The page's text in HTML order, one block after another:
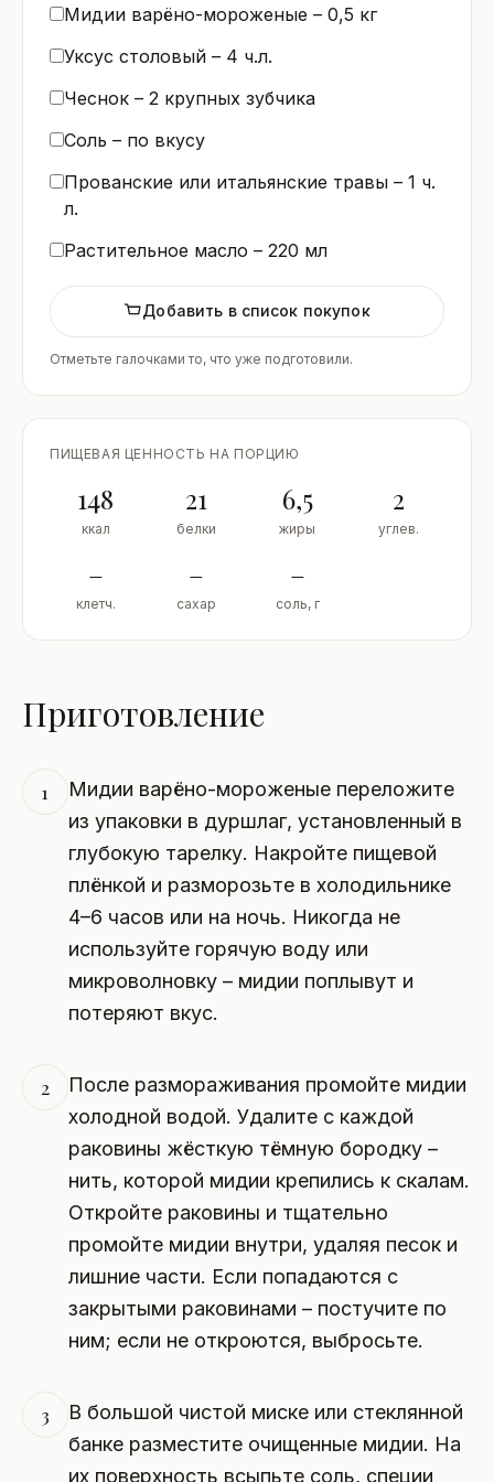
Мидии варёно-мороженые – 0,5 кг
Уксус столовый – 4 ч.л.
Чеснок – 2 крупных зубчика
Соль – по вкусу
Прованские или итальянские травы – 1 ч.
л.
Растительное масло – 220 мл
Добавить в список покупок
Отметьте галочками то, что уже подготовили.
ПИЩЕВАЯ ЦЕННОСТЬ НА ПОРЦИЮ
148
ккал
21
белки
6,5
жиры
2
углев.
–
клетч.
–
сахар
–
соль, г
Приготовление
1
Мидии варёно-мороженые переложите
из упаковки в дуршлаг, установленный в
глубокую тарелку. Накройте пищевой
плёнкой и разморозьте в холодильнике
4–6 часов или на ночь. Никогда не
используйте горячую воду или
микроволновку – мидии поплывут и
потеряют вкус.
2
После размораживания промойте мидии
холодной водой. Удалите с каждой
раковины жёсткую тёмную бородку –
нить, которой мидии крепились к скалам.
Откройте раковины и тщательно
промойте мидии внутри, удаляя песок и
лишние части. Если попадаются с
закрытыми раковинами – постучите по
ним; если не откроются, выбросьте.
3
В большой чистой миске или стеклянной
банке разместите очищенные мидии. На
их поверхность всыпьте соль, специи